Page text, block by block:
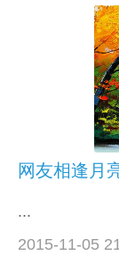
网友相逢月
...
2015-11-05